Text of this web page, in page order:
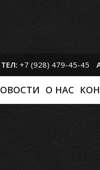
ТЕЛ: +7 (928) 479-45-45
O НАС